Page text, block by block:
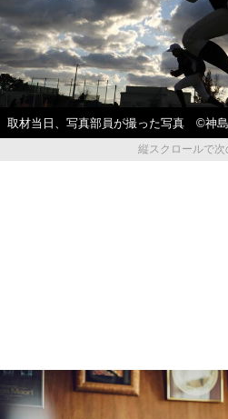
取材当日、写真部員が撮った写真 ©神
縦スクロールで次